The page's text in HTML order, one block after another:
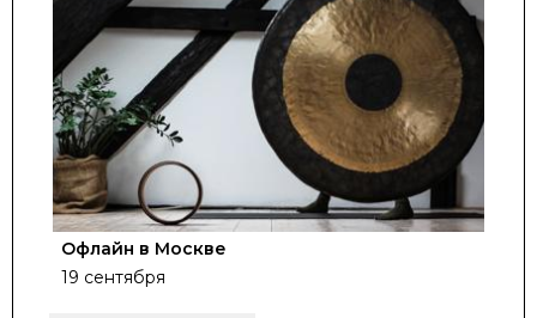
Офлайн в Москве
19 сентября